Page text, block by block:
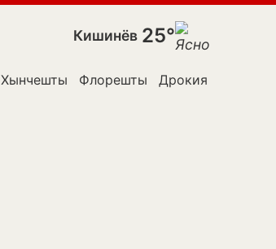
Кишинёв 25°
Хынчешты Флорешты Дрокия